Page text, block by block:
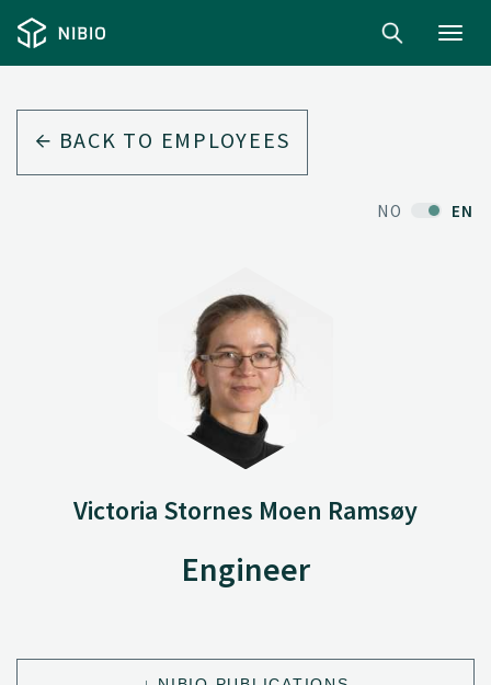
BACK TO EMPLOYEES
NO EN
Victoria Stornes Moen Ramsøy
Engineer